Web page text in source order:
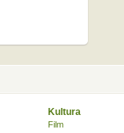
Kultura
Film